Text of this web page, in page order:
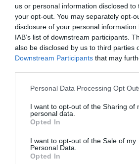
us or personal information disclosed
your opt-out. You may separately opt-
disclosure of your personal
IAB’s list of downstream participants.
also be disclosed by us to third parties
Downstream Participants that may
Personal Data Processing Opt
I want to opt-out of the Sharing of
personal data.
Opted In
I want to opt-out of the Sale of my
Personal Data.
Opted In
Διαβάστε επίσης:
Ο Κατά Φαντασίαν Ασθενής, του
Κώστα Γάκη σε περιοδεία
Faliro Summer Theater: Οι εκδηλώσεις
Ημερομηνία:
17/07/2022
21.30
Τοποθεσία: